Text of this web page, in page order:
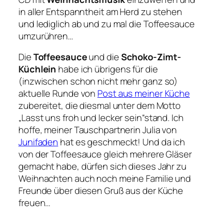
in aller Entspanntheit am Herd zu stehen
und lediglich ab und zu mal die Toffeesauce
umzurühren…
DieToffeesauceund dieSchoko-Zimt-
Küchlein habe ich übrigens für die
(inzwischen schon nicht mehr ganz so)
aktuelle Runde von Post aus meiner Küche
zubereitet, die diesmal unter dem Motto
„Lasst uns froh und lecker sein“stand. Ich
hoffe, meiner Tauschpartnerin Julia von
Junifaden hat es geschmeckt! Und da ich
von der Toffeesauce gleich mehrere Gläser
gemacht habe, dürfen sich dieses Jahr zu
Weihnachten auch noch meine Familie und
Freunde über diesen Gruß aus der Küche
freuen…